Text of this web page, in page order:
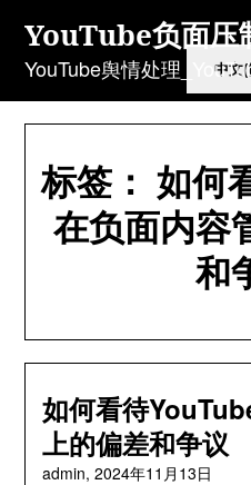
content
YouTube负面压
YouTube舆情处理
标签： 如何
在负面内容
和
如何看待
上的偏差和争议
admin,2024年11月13日